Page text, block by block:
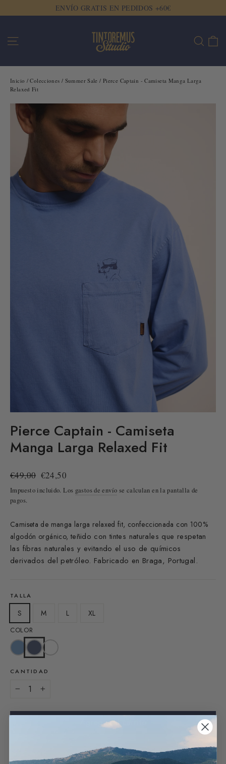
directamente
contenido
ENVÍO GRATIS EN PEDIDOS +60€
Buscar
Inicio / Colecciones / Summer Sale / Pierce Captain - Camiseta Manga Larga
Relaxed Fit
Pierce Captain - Camiseta
Manga Larga Relaxed Fit
Precio
habitual
€49,00 Precio
de
€24,50
Impuesto incluido. Los gastos de envío se calculan en la pantalla de
pagos.
Camiseta de manga larga relaxed fit, confeccionada con 100%
algodón orgánico,teñido con tintes naturales que respetan
las fibras naturales y evitando el uso de químicos
derivados del petróleo. Fabricado en Braga, Portugal.
TALLA
S M L XL
COLOR
CANTIDAD
+
Agregar al carrito
Envios gratuitos a partir de 60€ España